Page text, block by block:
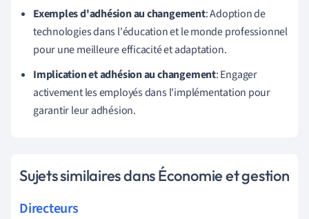
Exemples d'adhésion au changement: Adoption de
technologies dans l'éducation et le monde professionnel
pour une meilleure efficacité et adaptation.
Implication et adhésion au changement: Engager
activement les employés dans l'implémentation pour
garantir leur adhésion.
Sujets similaires dans Économie et gestion
Directeurs